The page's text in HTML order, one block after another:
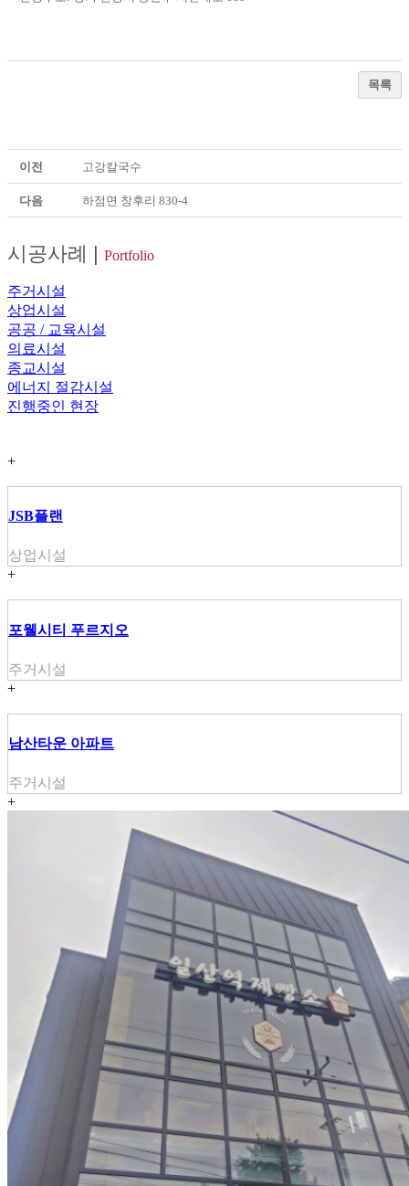
목록
이전 고강칼국수
다음 하점면 창후리 830-4
시공사례 | Portfolio
주거시설
상업시설
공공 / 교육시설
의료시설
종교시설
에너지 절감시설
진행중인 현장
+
JSB플랜
상업시설
+
포웰시티 푸르지오
주거시설
+
남산타운 아파트
주거시설
+